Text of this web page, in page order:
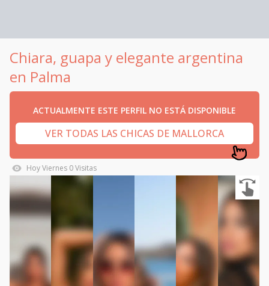
Chiara, guapa y elegante argentina
en Palma
ACTUALMENTE ESTE PERFIL NO ESTÁ DISPONIBLE
VER TODAS LAS CHICAS DE MALLORCA
HoyViernes 0Visitas